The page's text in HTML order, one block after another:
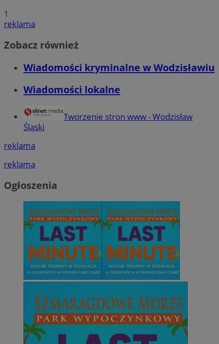
1
reklama
Zobacz również
Wiadomości kryminalne w Wodzisławiu
Wiadomości lokalne
Tworzenie stron www - Wodzisław
Śląski
reklama
reklama
Ogłoszenia